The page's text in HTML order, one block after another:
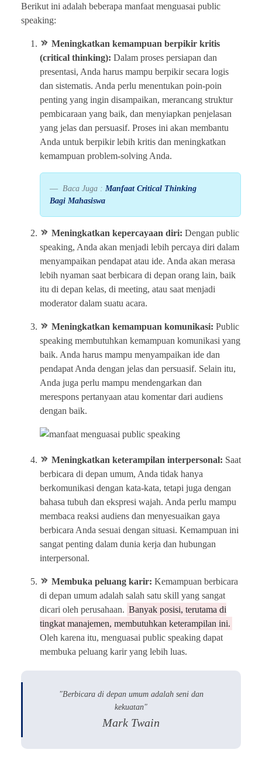
Berikut ini adalah beberapa manfaat menguasai public
speaking:
Meningkatkan kemampuan berpikir kritis
(critical thinking): Dalam proses persiapan dan
presentasi, Anda harus mampu berpikir secara logis
dan sistematis. Anda perlu menentukan poin-poin
penting yang ingin disampaikan, merancang struktur
pembicaraan yang baik, dan menyiapkan penjelasan
yang jelas dan persuasif. Proses ini akan membantu
Anda untuk berpikir lebih kritis dan meningkatkan
kemampuan problem-solving Anda.
Baca Juga : Manfaat Critical Thinking
Bagi Mahasiswa
Meningkatkan kepercayaan diri: Dengan public
speaking, Anda akan menjadi lebih percaya diri dalam
menyampaikan pendapat atau ide. Anda akan merasa
lebih nyaman saat berbicara di depan orang lain, baik
itu di depan kelas, di meeting, atau saat menjadi
moderator dalam suatu acara.
Meningkatkan kemampuan komunikasi: Public
speaking membutuhkan kemampuan komunikasi yang
baik. Anda harus mampu menyampaikan ide dan
pendapat Anda dengan jelas dan persuasif. Selain itu,
Anda juga perlu mampu mendengarkan dan
merespons pertanyaan atau komentar dari audiens
dengan baik.
Meningkatkan keterampilan interpersonal: Saat
berbicara di depan umum, Anda tidak hanya
berkomunikasi dengan kata-kata, tetapi juga dengan
bahasa tubuh dan ekspresi wajah. Anda perlu mampu
membaca reaksi audiens dan menyesuaikan gaya
berbicara Anda sesuai dengan situasi. Kemampuan ini
sangat penting dalam dunia kerja dan hubungan
interpersonal.
Membuka peluang karir: Kemampuan berbicara
di depan umum adalah salah satu skill yang sangat
dicari oleh perusahaan. Banyak posisi, terutama di
tingkat manajemen, membutuhkan keterampilan ini.
Oleh karena itu, menguasai public speaking dapat
membuka peluang karir yang lebih luas.
"Berbicara di depan umum adalah seni dan
kekuatan"
Mark Twain